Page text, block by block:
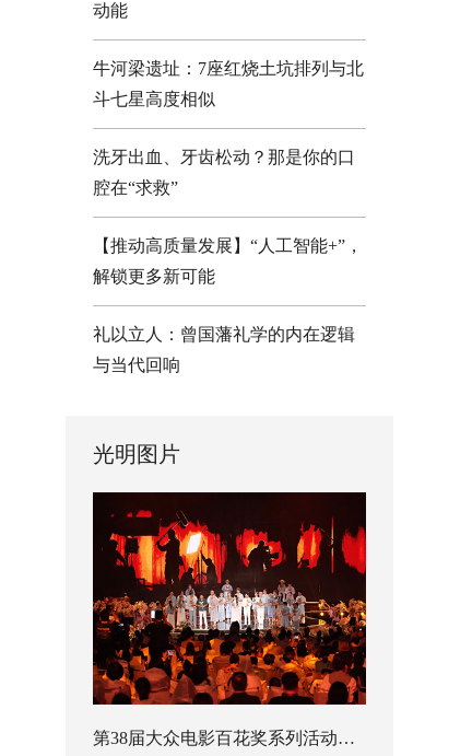
动能
牛河梁遗址：7座红烧土坑排列与北
斗七星高度相似
洗牙出血、牙齿松动？那是你的口
腔在“求救”
【推动高质量发展】“人工智能+”，
解锁更多新可能
礼以立人：曾国藩礼学的内在逻辑
与当代回响
光明图片
第38届大众电影百花奖系列活动开幕